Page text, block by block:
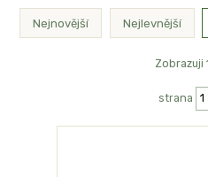
Nejnovější Nejlevnější
Zobrazuji
strana